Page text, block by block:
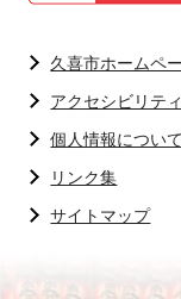
久喜市ホームペ
アクセシビリテ
個人情報について
リンク集
サイトマップ